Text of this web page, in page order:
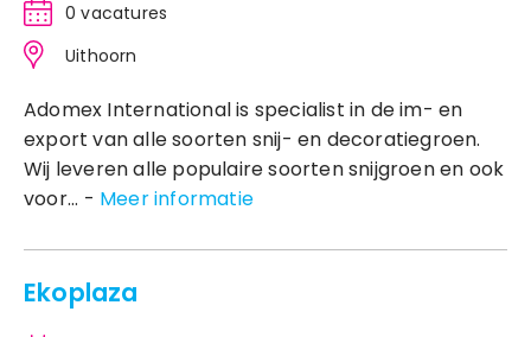
0 vacatures
Uithoorn
Adomex International is specialist in de im- en
export van alle soorten snij- en decoratiegroen.
Wij leveren alle populaire soorten snijgroen en ook
voor... - Meer informatie
Ekoplaza